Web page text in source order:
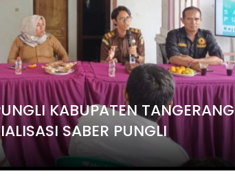
KABUPATEN TANGERANG
SABER PUNGLI